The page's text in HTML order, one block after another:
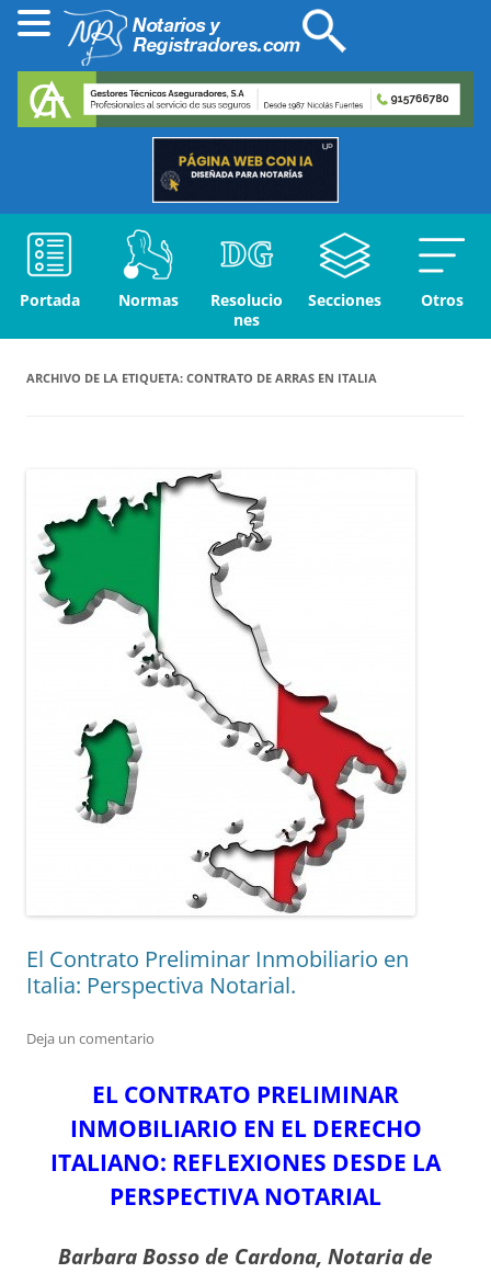
Portada Normas
Resolucio
nes
Secciones Otros
ARCHIVO DE LA ETIQUETA: CONTRATO DE ARRAS EN ITALIA
El Contrato Preliminar Inmobiliario en
Italia: Perspectiva Notarial.
Deja un comentario
EL CONTRATO PRELIMINAR
INMOBILIARIO EN EL DERECHO
ITALIANO: REFLEXIONES DESDE LA
PERSPECTIVA NOTARIAL
Barbara Bosso de Cardona, Notaria de